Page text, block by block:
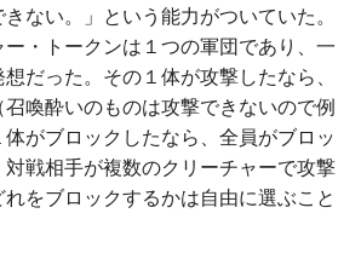
ない。」という能力がついていた。
・トークンは１つの軍団であり、一
だった。その１体が攻撃したなら、
喚酔いのものは攻撃できないので例
がブロックしたなら、全員がブロッ
戦相手が複数のクリーチャーで攻撃
をブロックするかは自由に選ぶこと